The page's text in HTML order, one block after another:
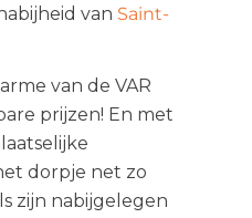
van Saint-
van de VAR
prijzen! En met
dorpje net zo
zijn nabijgelegen